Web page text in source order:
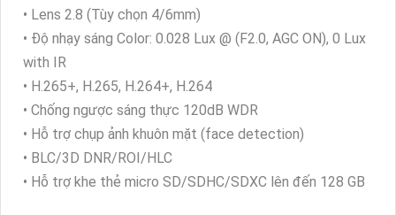
• Lens 2.8 (Tùy chọn 4/6mm)
• Độ nhạy sáng Color: 0.028 Lux @ (F2.0, AGC ON), 0 Lux
with IR
• H.265+, H.265, H.264+, H.264
• Chống ngược sáng thực 120dB WDR
• Hỗ trợ chụp ảnh khuôn mặt (face detection)
• BLC/3D DNR/ROI/HLC
• Hỗ trợ khe thẻ micro SD/SDHC/SDXC lên đến 128 GB